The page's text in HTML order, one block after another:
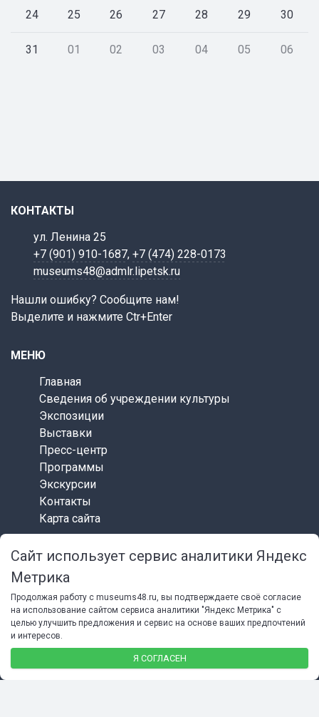
24 25 26 27 28 29 30
31 01 02 03 04 05 06
КОНТАКТЫ
ул. Ленина 25
+7 (901) 910-1687, +7 (474) 228-0173
museums48@admlr.lipetsk.ru
Нашли ошибку? Сообщите нам!
Выделите и нажмите Ctr+Enter
МЕНЮ
Главная
Сведения об учреждении культуры
Экспозиции
Выставки
Пресс-центр
Программы
Экскурсии
Контакты
Карта сайта
СОЦИАЛЬНЫЕ СЕТИ
© 2026 Липецкий областной краеведческий музей
Сайт использует сервис аналитики Яндекс
Метрика
Продолжая работу с museums48.ru, вы подтверждаете своё согласие
на использование сайтом сервиса аналитики "Яндекс Метрика" с
целью улучшить предложения и сервис на основе ваших предпочтений
и интересов.
Я СОГЛАСЕН